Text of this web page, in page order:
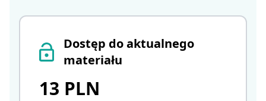
Dostęp do aktualnego
materiału
13 PLN